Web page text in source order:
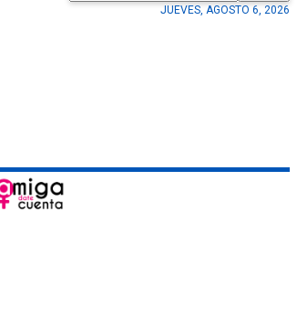
JUEVES, AGOSTO 6, 2026